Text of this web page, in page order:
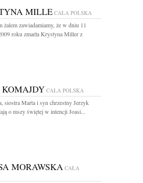
MILLE CAŁA POLSKA
żalem zawiadamiamy, że w dniu 11
roku zmarła Krystyna Miller z
KOMAJDY CAŁA POLSKA
siostra Marta i syn chrzestny Jerzyk
o mszy świętej w intencji Joasi...
MORAWSKA CAŁA